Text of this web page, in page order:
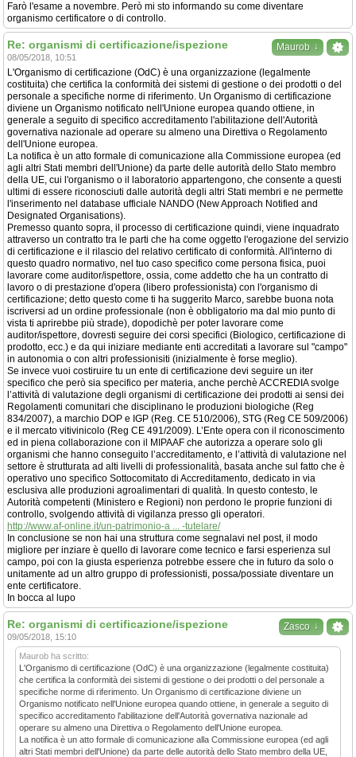
Farò l'esame a novembre. Però mi sto informando su come diventare
organismo certificatore o di controllo.
Maurob ↓
Re: organismi di certificazione/ispezione
08/05/2018, 10:51
L'Organismo di certificazione (OdC) è una organizzazione (legalmente
costituita) che certifica la conformità dei sistemi di gestione o dei prodotti o del
personale a specifiche norme di riferimento. Un Organismo di certificazione
diviene un Organismo notificato nell'Unione europea quando ottiene, in
generale a seguito di specifico accreditamento l'abilitazione dell'Autorità
governativa nazionale ad operare su almeno una Direttiva o Regolamento
dell'Unione europea.
La notifica è un atto formale di comunicazione alla Commissione europea (ed
agli altri Stati membri dell'Unione) da parte delle autorità dello Stato membro
della UE, cui l'organismo o il laboratorio appartengono, che consente a questi
ultimi di essere riconosciuti dalle autorità degli altri Stati membri e ne permette
l'inserimento nel database ufficiale NANDO (New Approach Notified and
Designated Organisations).
Premesso quanto sopra, il processo di certificazione quindi, viene inquadrato
attraverso un contratto tra le parti che ha come oggetto l'erogazione del servizio
di certificazione e il rilascio del relativo certificato di conformità. All'interno di
questo quadro normativo, nel tuo caso specifico come persona fisica, puoi
lavorare come auditor/ispettore, ossia, come addetto che ha un contratto di
lavoro o di prestazione d'opera (libero professionista) con l'organismo di
certificazione; detto questo come ti ha suggerito Marco, sarebbe buona nota
iscriversi ad un ordine professionale (non è obbligatorio ma dal mio punto di
vista ti aprirebbe più strade), dopodichè per poter lavorare come
auditor/ispettore, dovresti seguire dei corsi specifici (Biologico, certificazione di
prodotto, ecc.) e da qui iniziare mediante enti accreditati a lavorare sul "campo"
in autonomia o con altri professionisiti (inizialmente è forse meglio).
Se invece vuoi costiruire tu un ente di certificazione devi seguire un iter
specifico che però sia specifico per materia, anche perchè ACCREDIA svolge
l’attività di valutazione degli organismi di certificazione dei prodotti ai sensi dei
Regolamenti comunitari che disciplinano le produzioni biologiche (Reg
834/2007), a marchio DOP e IGP (Reg. CE 510/2006), STG (Reg CE 509/2006)
e il mercato vitivinicolo (Reg CE 491/2009). L’Ente opera con il riconoscimento
ed in piena collaborazione con il MIPAAF che autorizza a operare solo gli
organismi che hanno conseguito l’accreditamento, e l’attività di valutazione nel
settore è strutturata ad alti livelli di professionalità, basata anche sul fatto che è
operativo uno specifico Sottocomitato di Accreditamento, dedicato in via
esclusiva alle produzioni agroalimentari di qualità. In questo contesto, le
Autorità competenti (Ministero e Regioni) non perdono le proprie funzioni di
controllo, svolgendo attività di vigilanza presso gli operatori.
http://www.af-online.it/un-patrimonio-a ... -tutelare/
In conclusione se non hai una struttura come segnalavi nel post, il modo
migliore per inziare è quello di lavorare come tecnico e farsi esperienza sul
campo, poi con la giusta esperienza potrebbe essere che in futuro da solo o
unitamente ad un altro gruppo di professionisti, possa/possiate diventare un
ente certificatore.
In bocca al lupo
Zasco ↓
Re: organismi di certificazione/ispezione
09/05/2018, 15:10
Maurob ha scritto:
L'Organismo di certificazione (OdC) è una organizzazione (legalmente costituita)
che certifica la conformità dei sistemi di gestione o dei prodotti o del personale a
specifiche norme di riferimento. Un Organismo di certificazione diviene un
Organismo notificato nell'Unione europea quando ottiene, in generale a seguito di
specifico accreditamento l'abilitazione dell'Autorità governativa nazionale ad
operare su almeno una Direttiva o Regolamento dell'Unione europea.
La notifica è un atto formale di comunicazione alla Commissione europea (ed agli
altri Stati membri dell'Unione) da parte delle autorità dello Stato membro della UE,